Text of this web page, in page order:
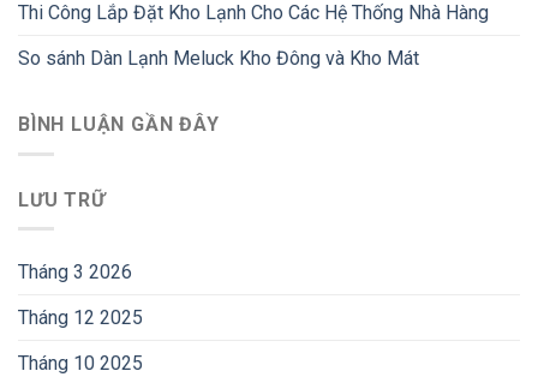
Thi Công Lắp Đặt Kho Lạnh Cho Các Hệ Thống Nhà Hàng
So sánh Dàn Lạnh Meluck Kho Đông và Kho Mát
BÌNH LUẬN GẦN ĐÂY
LƯU TRỮ
Tháng 3 2026
Tháng 12 2025
Tháng 10 2025